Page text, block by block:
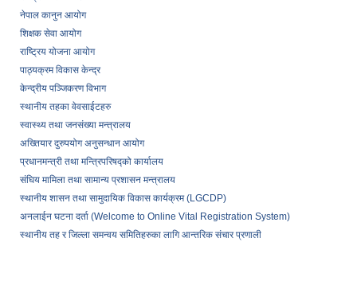
नेपाल कानुन आयोग
शिक्षक सेवा आयोग
राष्ट्रिय योजना आयोग
पाठ्यक्रम विकास केन्द्र
केन्द्रीय पञ्जिकरण विभाग
स्थानीय तहका वेवसाईटहरु
स्वास्थ्य तथा जनसंख्या मन्त्रालय
अख्तियार दुरुपयोग अनुसन्धान आयोग
प्रधानमन्त्री तथा मन्त्रिपरिषद्को कार्यालय
संघिय मामिला तथा सामान्य प्रशासन मन्त्रालय
स्थानीय शासन तथा सामुदायिक विकास कार्यक्रम (LGCDP)
अनलाईन घटना दर्ता (Welcome to Online Vital Registration System)
स्थानीय तह र जिल्ला समन्वय समितिहरुका लागि आन्तरिक संचार प्रणाली